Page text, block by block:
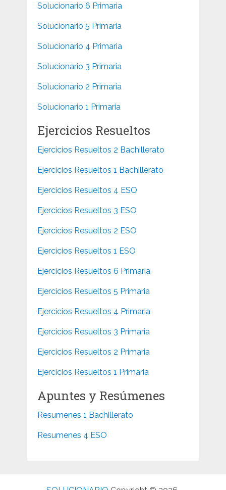
Solucionario 6 Primaria
Solucionario 5 Primaria
Solucionario 4 Primaria
Solucionario 3 Primaria
Solucionario 2 Primaria
Solucionario 1 Primaria
Ejercicios Resueltos
Ejercicios Resueltos 2 Bachillerato
Ejercicios Resueltos 1 Bachillerato
Ejercicios Resueltos 4 ESO
Ejercicios Resueltos 3 ESO
Ejercicios Resueltos 2 ESO
Ejercicios Resueltos 1 ESO
Ejercicios Resueltos 6 Primaria
Ejercicios Resueltos 5 Primaria
Ejercicios Resueltos 4 Primaria
Ejercicios Resueltos 3 Primaria
Ejercicios Resueltos 2 Primaria
Ejercicios Resueltos 1 Primaria
Apuntes y Resúmenes
Resumenes 1 Bachillerato
Resumenes 4 ESO